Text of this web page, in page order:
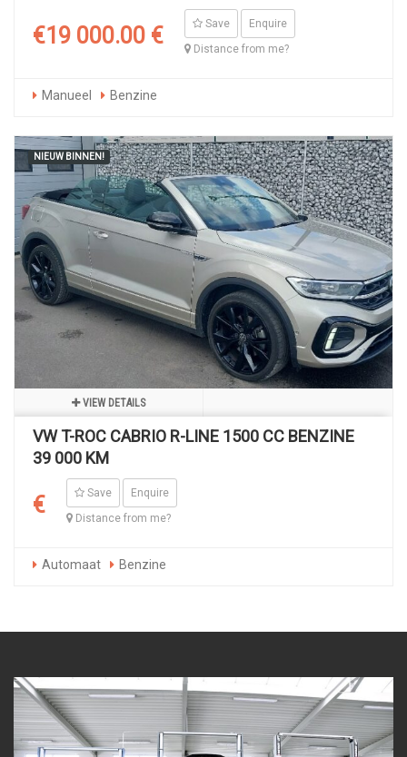
€19 000.00 € Save
Enquire
Distance from me?
Manueel Benzine
NIEUW BINNEN!
VIEW DETAILS
VW T-ROC CABRIO R-LINE 1500 CC BENZINE
39 000 KM
€ Save
Enquire
Distance from me?
Automaat Benzine